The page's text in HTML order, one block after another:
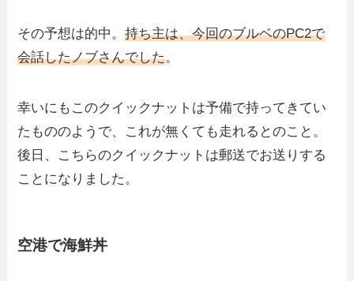
その予想は的中。持ち主は、今回のブルベのPC2で
会話したノブさんでした。
幸いにもこのクイックナットは予備で持ってきてい
たもののようで、これが無くても走れるとのこと。
後日、こちらのクイックナットは郵送でお送りする
ことになりました。
空港で海鮮丼